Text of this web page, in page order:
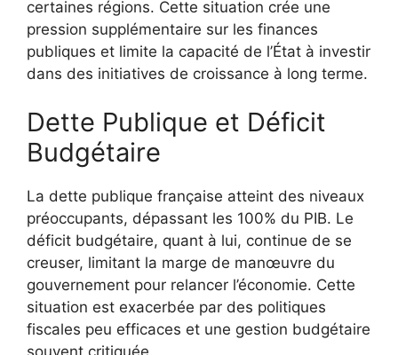
certaines régions. Cette situation crée une
pression supplémentaire sur les finances
publiques et limite la capacité de l’État à investir
dans des initiatives de croissance à long terme.
Dette Publique et Déficit
Budgétaire
La dette publique française atteint des niveaux
préoccupants, dépassant les 100% du PIB. Le
déficit budgétaire, quant à lui, continue de se
creuser, limitant la marge de manœuvre du
gouvernement pour relancer l’économie. Cette
situation est exacerbée par des politiques
fiscales peu efficaces et une gestion budgétaire